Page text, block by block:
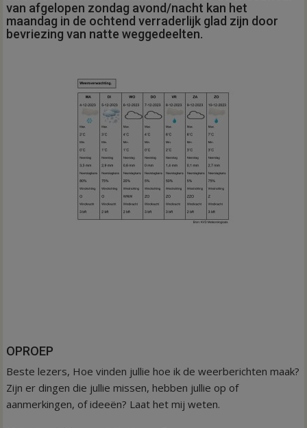
van afgelopen zondag avond/nacht kan het
maandag in de ochtend verraderlijk glad zijn door
bevriezing van natte weggedeelten.
OPROEP
Beste lezers, Hoe vinden jullie hoe ik de weerberichten maak?
Zijn er dingen die jullie missen, hebben jullie op of
aanmerkingen, of ideeën? Laat het mij weten.